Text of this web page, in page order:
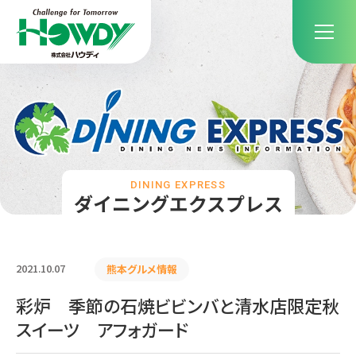
ダイニングエクスプレス
DINING EXPRESS
2021.10.07 熊本グルメ情報
彩炉 季節の石焼ビビンバと清水店限定秋
スイーツ アフォガード